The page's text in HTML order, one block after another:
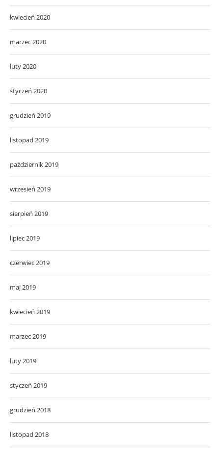
kwiecień 2020
marzec 2020
luty 2020
styczeń 2020
grudzień 2019
listopad 2019
październik 2019
wrzesień 2019
sierpień 2019
lipiec 2019
czerwiec 2019
maj 2019
kwiecień 2019
marzec 2019
luty 2019
styczeń 2019
grudzień 2018
listopad 2018